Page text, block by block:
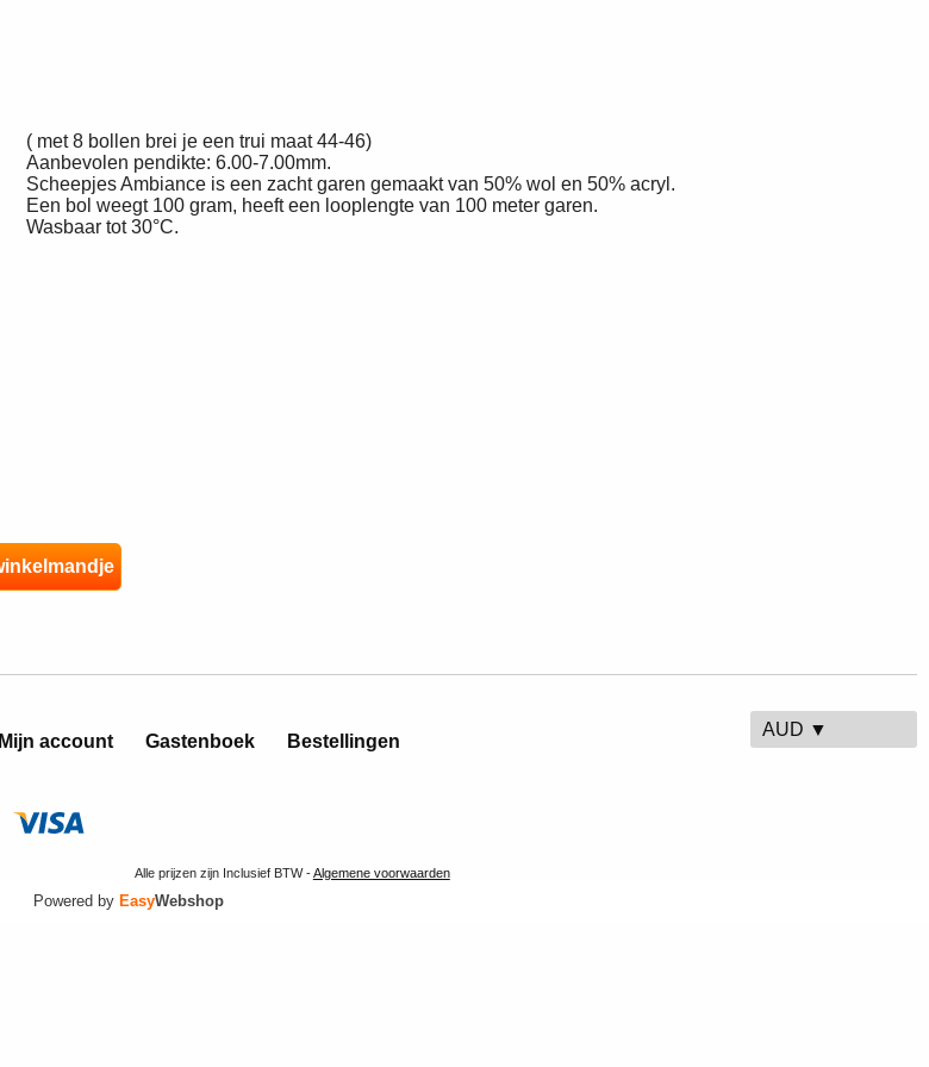
( met 8 bollen brei je een trui maat 44-46)
Aanbevolen pendikte: 6.00-7.00mm.
Scheepjes Ambiance is een zacht garen gemaakt van 50% wol en 50% acryl.
Een bol weegt 100 gram, heeft een looplengte van 100 meter garen.
Wasbaar tot 30°C.
Mijn account Gastenboek Bestellingen
AUD ▼
Alle prijzen zijn Inclusief BTW -Algemene voorwaarden
Powered by EasyWebshop